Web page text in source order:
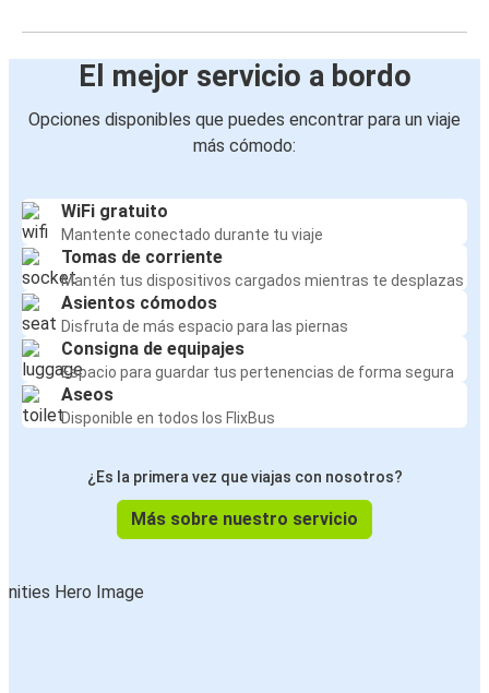
El mejor servicio a bordo
Opciones disponibles que puedes encontrar para un viaje
más cómodo:
WiFi gratuito
Mantente conectado durante tu viaje
Tomas de corriente
Mantén tus dispositivos cargados mientras te desplazas
Asientos cómodos
Disfruta de más espacio para las piernas
Consigna de equipajes
Espacio para guardar tus pertenencias de forma segura
Aseos
Disponible en todos los FlixBus
¿Es la primera vez que viajas con nosotros?
Más sobre nuestro servicio